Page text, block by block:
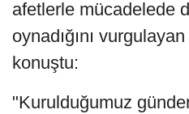
afetlerle mücadelede
oynadığını
konuştu:
"Kurulduğumuz